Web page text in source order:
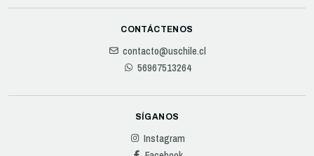
CONTÁCTENOS
contacto@uschile.cl
56967513264
SÍGANOS
Instagram